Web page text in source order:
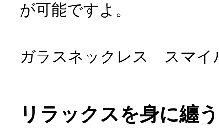
が可能ですよ。
ガラスネックレス スマ
リラックスを身に纏